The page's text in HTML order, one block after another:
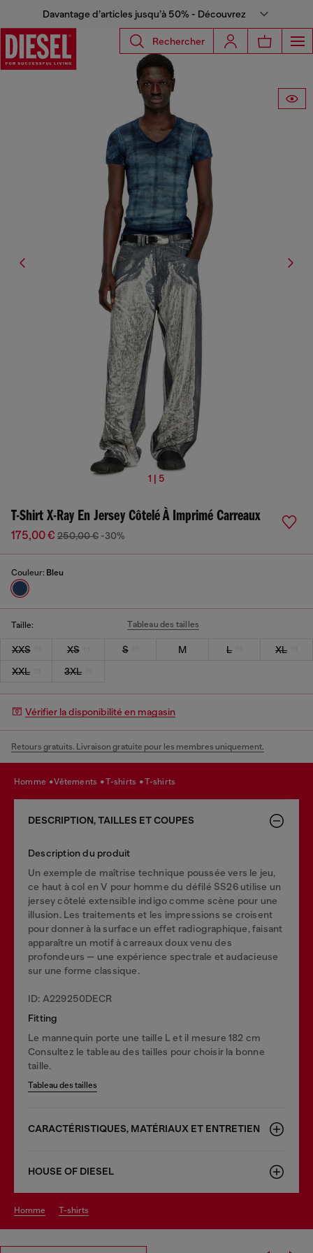
Davantage d’articles jusqu’à 50% - Découvrez
Rechercher
1 | 5
T-Shirt X-Ray En Jersey Côtelé À Imprimé Carreaux
175,00 € 250,00 € -30%
Couleur: Bleu
Taille: Tableau des tailles
XXS XS S M L
XL
XXL
3XL
Vérifier la disponibilité en magasin
Retours gratuits. Livraison gratuite pour les membres uniquement.
homme vêtements t-shirts t-shirts
DESCRIPTION, TAILLES ET COUPES
Description du produit
Un exemple de maîtrise technique poussée vers le jeu,
ce haut à col en V pour homme du défilé SS26 utilise un
jersey côtelé extensible indigo comme scène pour une
illusion. Les traitements et les impressions se croisent
pour donner à la surface un effet radiographique, faisant
apparaître un motif à carreaux doux venu des
profondeurs — une expérience spectrale et audacieuse
sur une forme classique.
ID: A229250DECR
Fitting
Le mannequin porte une taille L et il mesure 182 cm
Consultez le tableau des tailles pour choisir la bonne
taille.
Tableau des tailles
CARACTÉRISTIQUES, MATÉRIAUX ET ENTRETIEN
HOUSE OF DIESEL
homme t-shirts